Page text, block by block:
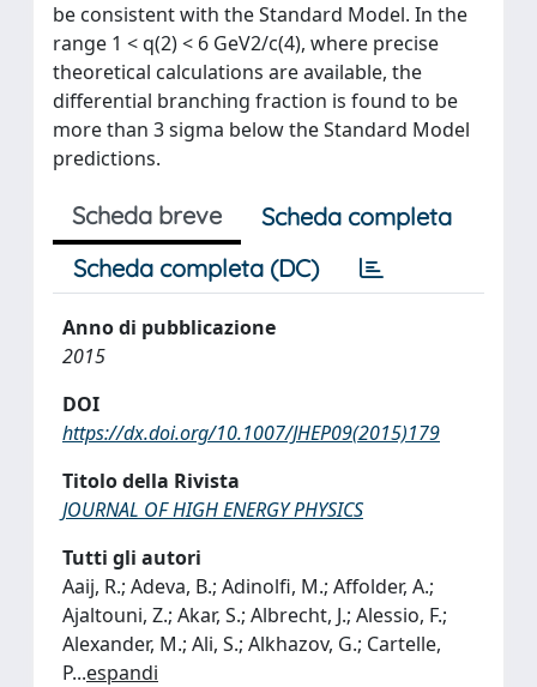
be consistent with the Standard Model. In the
range 1 < q(2) < 6 GeV2/c(4), where precise
theoretical calculations are available, the
differential branching fraction is found to be
more than 3 sigma below the Standard Model
predictions.
Scheda breve
Scheda completa
Scheda completa (DC)
Anno di pubblicazione
2015
DOI
https://dx.doi.org/10.1007/JHEP09(2015)179
Titolo della Rivista
JOURNAL OF HIGH ENERGY PHYSICS
Tutti gli autori
Aaij, R.; Adeva, B.; Adinolfi, M.; Affolder, A.;
Ajaltouni, Z.; Akar, S.; Albrecht, J.; Alessio, F.;
Alexander, M.; Ali, S.; Alkhazov, G.; Cartelle,
P...espandi